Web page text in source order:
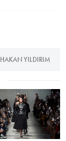
HAKAN YILDIRIM